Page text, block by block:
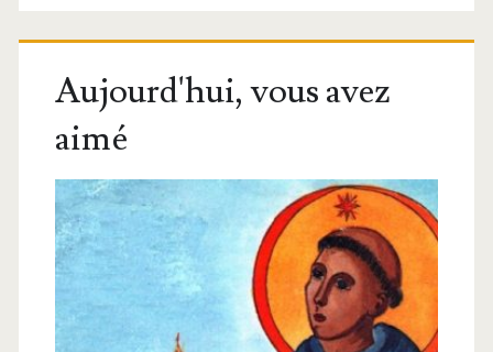
Aujourd'hui, vous avez
aimé